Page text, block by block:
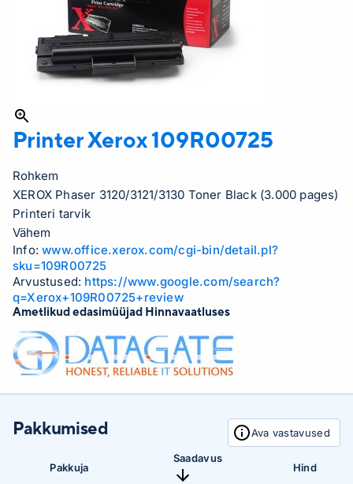
Printer Xerox109R00725
Rohkem
XEROX Phaser 3120/3121/3130 Toner Black (3.000 pages)
Printeri tarvik
Vähem
Info:www.office.xerox.com/cgi-bin/detail.pl?
sku=109R00725
Arvustused: https://www.google.com/search?
q=Xerox+109R00725+review
Ametlikud edasimüüjad Hinnavaatluses
Pakkumised Ava vastavused
Pakkuja
Saadavus
Hind